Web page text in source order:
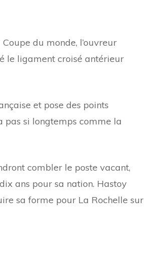
du monde, l’ouvreur
le ligament croisé antérieur
et pose des points
pas si longtemps comme la
combler le poste vacant,
ans pour sa nation. Hastoy
sa forme pour La Rochelle sur